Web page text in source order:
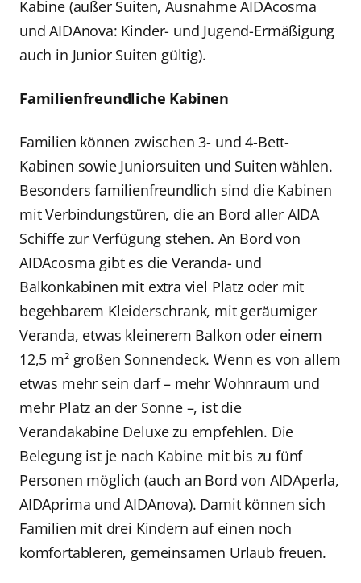
Kabine (außer Suiten, Ausnahme AIDAcosma
und AIDAnova: Kinder- und Jugend-Ermäßigung
auch in Junior Suiten gültig).
Familienfreundliche Kabinen
Familien können zwischen 3- und 4-Bett-
Kabinen sowie Juniorsuiten und Suiten wählen.
Besonders familienfreundlich sind die Kabinen
mit Verbindungstüren, die an Bord aller AIDA
Schiffe zur Verfügung stehen. An Bord von
AIDAcosma gibt es die Veranda- und
Balkonkabinen mit extra viel Platz oder mit
begehbarem Kleiderschrank, mit geräumiger
Veranda, etwas kleinerem Balkon oder einem
12,5 m² großen Sonnendeck. Wenn es von allem
etwas mehr sein darf – mehr Wohnraum und
mehr Platz an der Sonne –, ist die
Verandakabine Deluxe zu empfehlen. Die
Belegung ist je nach Kabine mit bis zu fünf
Personen möglich (auch an Bord von AIDAperla,
AIDAprima und AIDAnova). Damit können sich
Familien mit drei Kindern auf einen noch
komfortableren, gemeinsamen Urlaub freuen.